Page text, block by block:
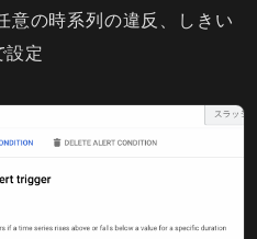
の時系列の違反、しきい
設定